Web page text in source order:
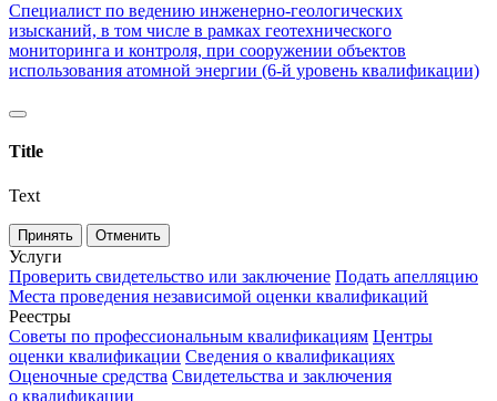
Специалист по ведению инженерно-геологических
изысканий, в том числе в рамках геотехнического
мониторинга и контроля, при сооружении объектов
использования атомной энергии (6-й уровень квалификации)
Title
Text
Принять Отменить
Услуги
Проверить свидетельство или заключение Подать апелляцию
Места проведения независимой оценки квалификаций
Реестры
Советы по профессиональным квалификациям Центры
оценки квалификации Сведения о квалификациях
Оценочные средства Свидетельства и заключения
о квалификации